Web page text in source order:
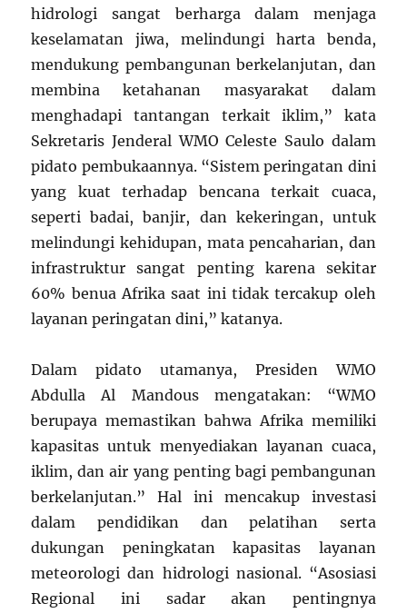
hidrologi sangat berharga dalam menjaga
keselamatan jiwa, melindungi harta benda,
mendukung pembangunan berkelanjutan, dan
membina ketahanan masyarakat dalam
menghadapi tantangan terkait iklim,” kata
Sekretaris Jenderal WMO Celeste Saulo dalam
pidato pembukaannya. “Sistem peringatan dini
yang kuat terhadap bencana terkait cuaca,
seperti badai, banjir, dan kekeringan, untuk
melindungi kehidupan, mata pencaharian, dan
infrastruktur sangat penting karena sekitar
60% benua Afrika saat ini tidak tercakup oleh
layanan peringatan dini,” katanya.
Dalam pidato utamanya, Presiden WMO
Abdulla Al Mandous mengatakan: “WMO
berupaya memastikan bahwa Afrika memiliki
kapasitas untuk menyediakan layanan cuaca,
iklim, dan air yang penting bagi pembangunan
berkelanjutan.” Hal ini mencakup investasi
dalam pendidikan dan pelatihan serta
dukungan peningkatan kapasitas layanan
meteorologi dan hidrologi nasional. “Asosiasi
Regional ini sadar akan pentingnya